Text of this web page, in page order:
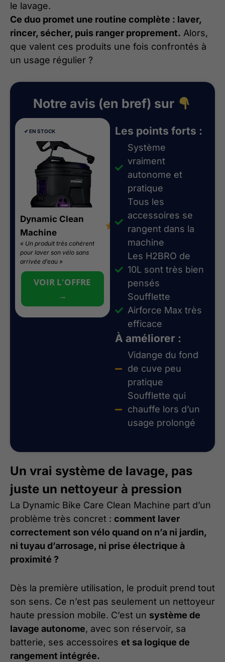
le lavage.
Ce duo promet une routine complète : laver,
rincer, sécher, puis ranger proprement. Alors,
que valent ces produits une fois confrontés à
un usage régulier ?
Notre avis (en bref) sur
✔︎ EN STOCK
Dynamic Clean
Machine
4.5/5
« Un produit très cohérent
pour laver son vélo sans
arrivée d’eau »
VOIR L'OFFRE
→
✔︎ EN STOCK
Dynamic AirForce
Max
« Très efficace sur chaîne,
cassette, visserie et zones
difficiles ! »
VOIR L'OFFRE
→
Les points forts :
Système
vraiment
autonome et
pratique
Tous les
accessoires se
rangent dans la
machine
Les H2BRO de
10L sont très bien
pensés
Soufflette
Airforce Max très
efficace
À améliorer :
Vidange du fond
de cuve peu
pratique
Soufflette qui
chauffe lors d’un
usage prolongé
Un vrai système de lavage, pas
juste un nettoyeur à pression
La Dynamic Bike Care Clean Machine part d’un
problème très concret : comment laver
correctement son vélo quand on n’a ni jardin,
ni tuyau d’arrosage, ni prise électrique à
proximité ?
Dès la première utilisation, le produit prend tout
son sens. Ce n’est pas seulement un nettoyeur
haute pression mobile. C’est un système de
lavage autonome, avec son réservoir, sa
batterie, ses accessoires et sa logique de
rangement intégrée.